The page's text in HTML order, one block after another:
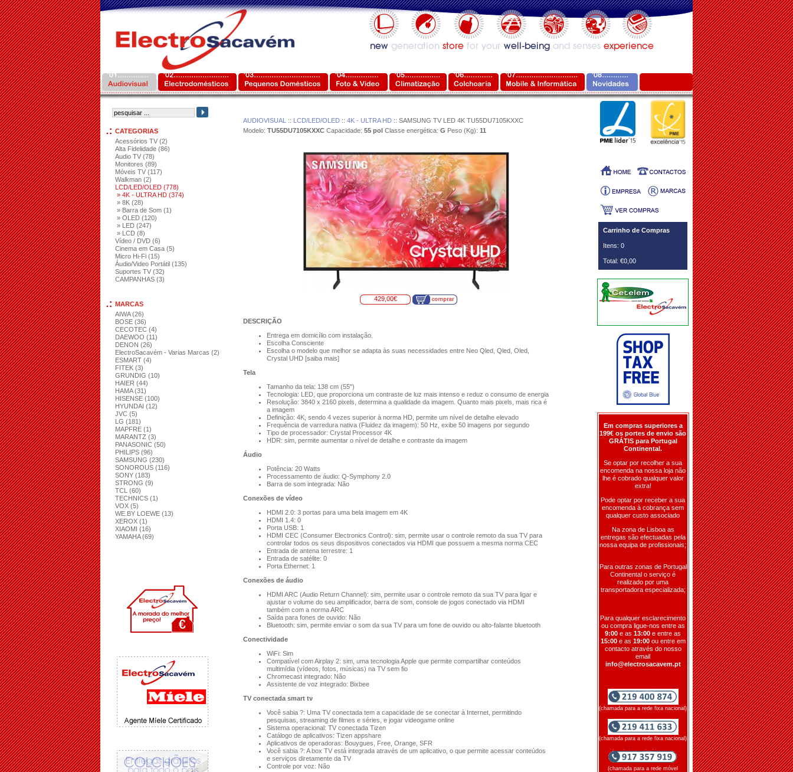
CATEGORIAS
Acessórios TV (2)
Alta Fidelidade (86)
Audio TV (78)
Monitores (89)
Móveis TV (117)
Walkman (2)
LCD/LED/OLED (778)
» 4K - ULTRA HD (374)
» 8K (28)
» Barra de Som (1)
» OLED (120)
» LED (247)
» LCD (8)
Vídeo / DVD (6)
Cinema em Casa (5)
Micro Hi-Fi (15)
Áudio/Video Portátil (135)
Suportes TV (32)
CAMPANHAS (3)
MARCAS
AIWA (26)
BOSE (36)
CECOTEC (4)
DAEWOO (11)
DENON (26)
ElectroSacavém - Varias Marcas (2)
ESMART (4)
FITEK (3)
GRUNDIG (10)
HAIER (44)
HAMA (31)
HISENSE (100)
HYUNDAI (12)
JVC (5)
LG (181)
MAPFRE (1)
MARANTZ (3)
PANASONIC (50)
PHILIPS (96)
SAMSUNG (230)
SONOROUS (116)
SONY (183)
STRONG (9)
TCL (60)
TECHNICS (1)
VOX (5)
WE.BY LOEWE (13)
XEROX (1)
XIAOMI (16)
YAMAHA (69)
AUDIOVISUAL :: LCD/LED/OLED:: 4K - ULTRA HD:: SAMSUNG TV LED 4K TU55DU7105KXXC
Modelo: TU55DU7105KXXCCapacidade: 55 polClasse energética: G Peso (Kg): 11
429,00€
DESCRIÇÃO
Entrega em domicílio com instalação.
Escolha Consciente
Escolha o modelo que melhor se adapta às suas necessidades entre Neo Qled, Qled, Oled,
Crystal UHD [saiba mais]
Tela​
Tamanho da tela: 138 cm (55")
Tecnologia: LED, que proporciona um contraste de luz mais intenso e reduz o consumo de energia
Resolução: 3840 x 2160 pixels, determina a qualidade da imagem. Quanto mais pixels, mais rica é
a imagem
Definição: 4K, sendo 4 vezes superior à norma HD, permite um nível de detalhe elevado
Frequência de varredura nativa (Fluidez da imagem): 50 Hz, exibe 50 imagens por segundo
Tipo de processador: Crystal Processor 4K
HDR: sim, permite aumentar o nível de detalhe e contraste da imagem
Áudio
Potência: 20 Watts
Processamento de áudio: Q-Symphony 2.0
Barra de som integrada: Não
Conexões de vídeo​
HDMI 2.0: 3 portas para uma bela imagem em 4K
HDMI 1.4: 0
Porta USB: 1
HDMI CEC (Consumer Electronics Control): sim, permite usar o controle remoto da sua TV para
controlar todos os seus dispositivos conectados via HDMI que possuem a mesma norma CEC
Entrada de antena terrestre: 1
Entrada de satélite: 0
Porta Ethernet: 1
Conexões de áudio​
HDMI ARC (Audio Return Channel): sim, permite usar o controle remoto da sua TV para ligar e
ajustar o volume do seu amplificador, barra de som, console de jogos conectado via HDMI
também com a norma ARC
Saída para fones de ouvido: Não
Bluetooth: sim, permite enviar o som da sua TV para um fone de ouvido ou alto-falante bluetooth
Conectividade​
WiFi: Sim
Compatível com Airplay 2: sim, uma tecnologia Apple que permite compartilhar conteúdos
multimídia (vídeos, fotos, músicas) na TV sem fio
Chromecast integrado: Não
Assistente de voz integrado: Bixbee
TV conectada smart tv​
Você sabia ?: Uma TV conectada tem a capacidade de se conectar à Internet, permitindo
pesquisas, streaming de filmes e séries, e jogar videogame online
Sistema operacional: TV conectada Tizen
Catálogo de aplicativos: Tizen appshare
Aplicativos de operadoras: Bouygues, Free, Orange, SFR
Você sabia ?: A box TV está integrada através de um aplicativo, o que permite acessar conteúdos
e serviços diretamente da TV
Controle por voz: Não
Carrinho de Compras
Itens: 0
Total: €0,00
Em compras superiores a
199€ os portes de envio são
GRÁTIS para Portugal
Continental.
Se optar por recolher a sua
encomenda na nossa loja não
lhe é cobrado qualquer valor
extra!
Pode optar por receber a sua
encomenda à cobrança sem
qualquer custo associado
Na zona de Lisboa as
entregas são efectuadas pela
nossa equipa de profissionais;
Para outras zonas de Portugal
Continental o serviço é
realizado por uma
transportadora especializada;
Para qualquer esclarecimento
ou compra ligue-nos entre as
9:00 e as 13:00 e entre as
15:00e as 19:00 ou entre em
contacto através do nosso
email
info@electrosacavem.pt
(chamada para a rede fixa nacional)
(chamada para a rede fixa nacional)
(chamada para a rede móvel